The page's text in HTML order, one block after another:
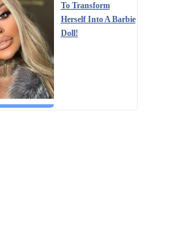
To Transform
Herself Into A Barbie
Doll!